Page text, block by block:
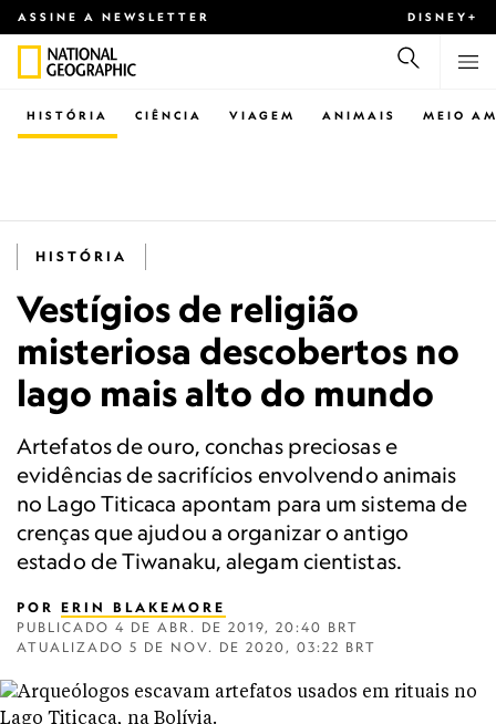
ASSINE A NEWSLETTER DISNEY+
CIÊNCIA VIAGEM ANIMAIS
HISTÓRIA MEIO
HISTÓRIA
Vestígios de religião
misteriosa descobertos no
lago mais alto do mundo
Artefatos de ouro, conchas preciosas e
evidências de sacrifícios envolvendo animais
no Lago Titicaca apontam para um sistema de
crenças que ajudou a organizar o antigo
estado de Tiwanaku, alegam cientistas.
POR ERIN BLAKEMORE
PUBLICADO 4 DE ABR. DE 2019, 20:40 BRT
ATUALIZADO 5 DE NOV. DE 2020, 03:22 BRT